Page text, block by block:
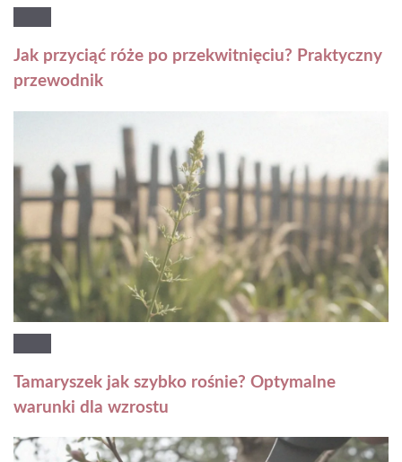
Jak przyciąć róże po przekwitnięciu? Praktyczny
przewodnik
Tamaryszek jak szybko rośnie? Optymalne
warunki dla wzrostu